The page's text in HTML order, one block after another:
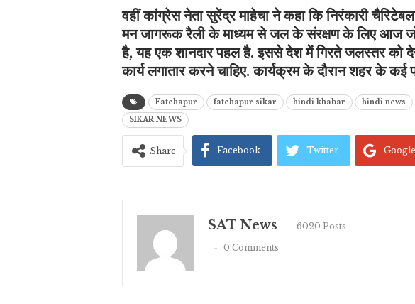
वहीं कांग्रेस नेता सुरेंद्र माहेचा ने कहा कि निरंकारी
मन जागरूक रैली के माध्यम से जल के संरक्षण के लिए आज
है, यह एक शानदार पहल है. इससे देश में गिरते जलस्तर
कार्य लगातार करने चाहिए. कार्यक्रम के दौरान शहर के कई
Fatehapur fatehapur sikar hindi khabar hindi news
SIKAR NEWS
Share Facebook Twitter
SAT News
6020 Posts
0 Comments